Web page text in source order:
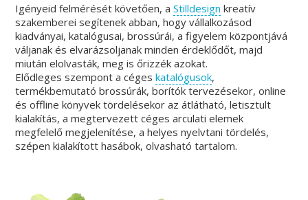
Igényeid felmérését követően, aStilldesign kreatív
szakemberei segítenek abban, hogy vállalkozásod
kiadványai, katalógusai, brossúrái, a figyelem központjává
váljanak és elvarázsoljanak minden érdeklődőt, majd
miután elolvasták, meg is őrizzék azokat.
Elődleges szempont a cégeskatalógusok,
termékbemutató brossúrák, borítók tervezésekor, online
és offline könyvek tördelésekor az átlátható, letisztult
kialakítás, a megtervezett céges arculati elemek
megfelelő megjelenítése, a helyes nyelvtani tördelés,
szépen kialakított hasábok, olvasható tartalom.